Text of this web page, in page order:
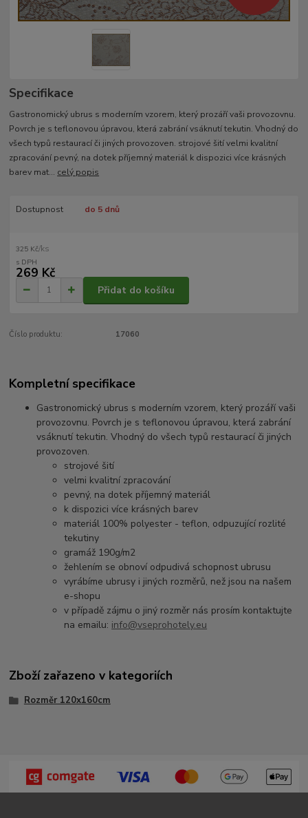
Specifikace
Gastronomický ubrus s moderním vzorem, který prozáří vaši provozovnu.
Povrch je s teflonovou úpravou, která zabrání vsáknutí tekutin. Vhodný do
všech typů restaurací či jiných provozoven. strojové šití velmi kvalitní
zpracování pevný, na dotek příjemný materiál k dispozici více krásných
barev mat... celý popis
Dostupnost do 5 dnů
325 Kč/ks
269 Kč
Přidat do košíku
Číslo produktu: 17060
Kompletní specifikace
Gastronomický ubrus s moderním vzorem, který prozáří vaši
provozovnu. Povrch je s teflonovou úpravou, která zabrání
vsáknutí tekutin. Vhodný do všech typů restaurací či jiných
provozoven.
strojové šití
velmi kvalitní zpracování
pevný, na dotek příjemný materiál
k dispozici více krásných barev
materiál 100% polyester - teflon, odpuzující rozlité
tekutiny
gramáž 190g/m2
žehlením se obnoví odpudivá schopnost ubrusu
vyrábíme ubrusy i jiných rozměrů, než jsou na našem
e-shopu
v případě zájmu o jiný rozměr nás prosím kontaktujte
na emailu: info@vseprohotely.eu
Zboží zařazeno v kategoriích
Rozměr 120x160cm